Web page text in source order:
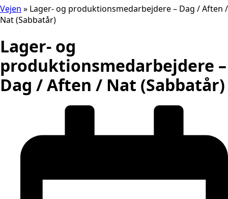
Vejen » Lager- og produktionsmedarbejdere – Dag / Aften /
Nat (Sabbatår)
Lager- og
produktionsmedarbejdere –
Dag / Aften / Nat (Sabbatår)